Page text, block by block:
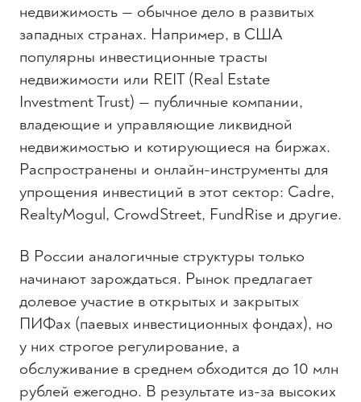
недвижимость — обычное дело в развитых
западных странах. Например, в США
популярны инвестиционные трасты
недвижимости или REIT (Real Estate
Investment Trust) — публичные компании,
владеющие и управляющие ликвидной
недвижимостью и котирующиеся на биржах.
Распространены и онлайн-инструменты для
упрощения инвестиций в этот сектор: Cadre,
RealtyMogul, CrowdStreet, FundRise и другие.
В России аналогичные структуры только
начинают зарождаться. Рынок предлагает
долевое участие в открытых и закрытых
ПИФах (паевых инвестиционных фондах), но
у них строгое регулирование, а
обслуживание в среднем обходится до 10 млн
рублей ежегодно. В результате из-за высоких